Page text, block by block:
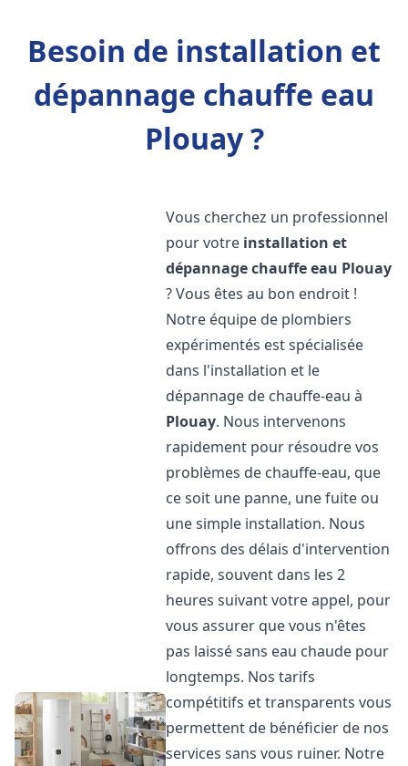
Besoin de installation et
dépannage chauffe eau
Plouay ?
Vous cherchez un professionnel
pour votre installation et
dépannage chauffe eau Plouay
? Vous êtes au bon endroit !
Notre équipe de plombiers
expérimentés est spécialisée
dans l'installation et le
dépannage de chauffe-eau à
Plouay. Nous intervenons
rapidement pour résoudre vos
problèmes de chauffe-eau, que
ce soit une panne, une fuite ou
une simple installation. Nous
offrons des délais d'intervention
rapide, souvent dans les 2
heures suivant votre appel, pour
vous assurer que vous n'êtes
pas laissé sans eau chaude pour
longtemps. Nos tarifs
compétitifs et transparents vous
permettent de bénéficier de nos
services sans vous ruiner. Notre